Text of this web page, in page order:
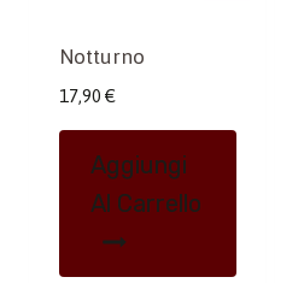
Notturno
17,90 €
Aggiungi
Al Carrello